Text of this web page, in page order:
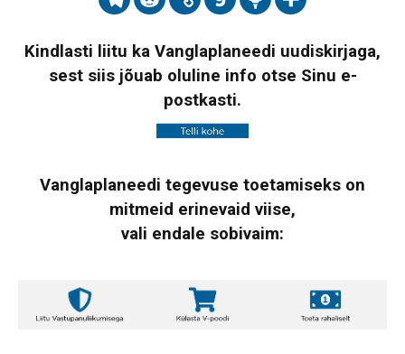
Kindlasti liitu ka Vanglaplaneedi uudiskirjaga,
sest siis jõuab oluline info otse Sinu e-
postkasti.
Vanglaplaneedi tegevuse toetamiseks on
mitmeid erinevaid viise,
vali endale sobivaim: